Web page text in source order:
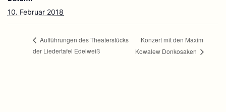
10. Februar 2018
Aufführungen des Theaterstücks
der Liedertafel Edelweiß
Konzert mit den Maxim
Kowalew Donkosaken